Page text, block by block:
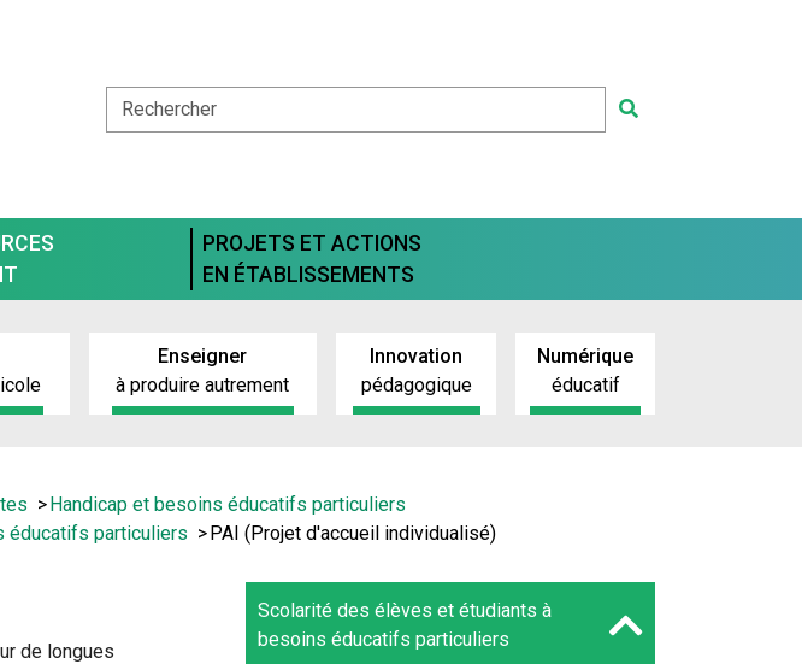
PROJETS ET ACTIONS
EN ÉTABLISSEMENTS
Enseigner
à produire autrement
Innovation
pédagogique
Numérique
éducatif
Handicap et besoins éducatifs particuliers
éducatifs particuliers PAI (Projet d'accueil individualisé)
de longues
Scolarité des élèves et étudiants à
besoins éducatifs particuliers